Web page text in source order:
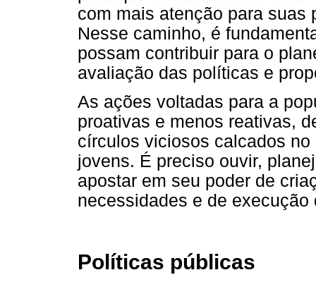
com mais atenção para suas
Nesse caminho, é
possam contribuir para o
avaliação das políticas e
As ações voltadas para a
proativas e menos reativas,
círculos viciosos calcados
jovens. É preciso ouvir,
apostar em seu poder de
necessidades e de
Políticas públicas